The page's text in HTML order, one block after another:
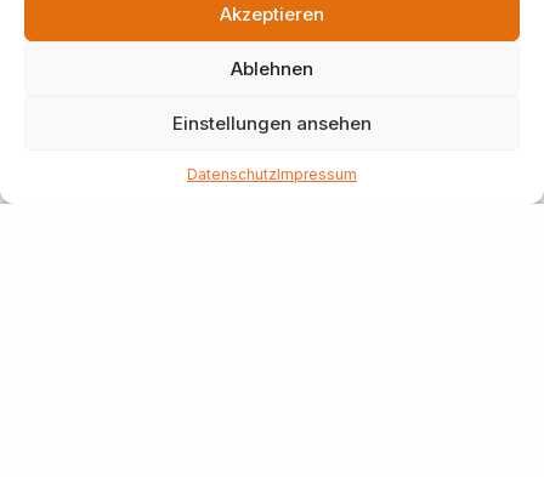
Akzeptieren
Ablehnen
Einstellungen ansehen
DatenschutzImpressum